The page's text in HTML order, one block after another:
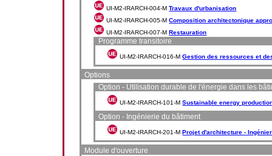
UI-M2-IRARCH-004-MTravaux d'urbanisation
UI-M2-IRARCH-005-MComposition architectonique
UI-M2-IRARCH-007-MRestauration
Programme transitoire
UI-M2-IRARCH-016-MGestion des ressources et
Options
Option - Utilisation durable de l'énergie dans les
UI-M2-IRARCH-101-MSustainable energy
Option - Ingénierie du bâtiment
UI-M2-IRARCH-201-MProjet d'architecture -
Module d'ouverture